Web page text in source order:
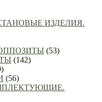
ИЗДЕЛИЯ.
(53)
(142)
(56)